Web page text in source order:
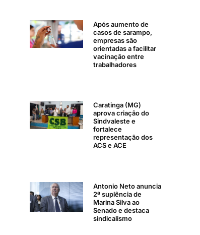
Após aumento de
casos de sarampo,
empresas são
orientadas a facilitar
vacinação entre
trabalhadores
Caratinga (MG)
aprova criação do
Sindvaleste e
fortalece
representação dos
ACS e ACE
Antonio Neto anuncia
2ª suplência de
Marina Silva ao
Senado e destaca
sindicalismo